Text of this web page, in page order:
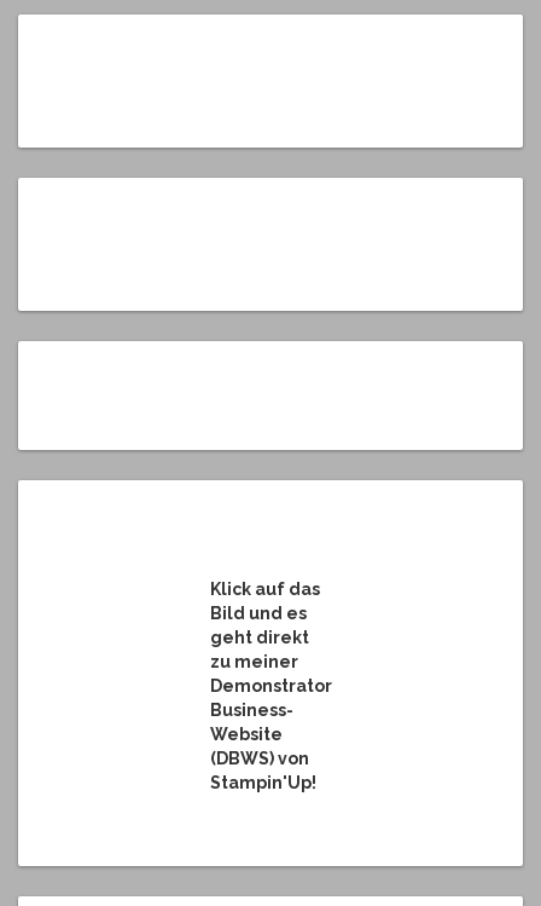
Klick auf das
Bild und es
geht direkt
zu meiner
Demonstrator
Business-
Website
(DBWS) von
Stampin'Up!